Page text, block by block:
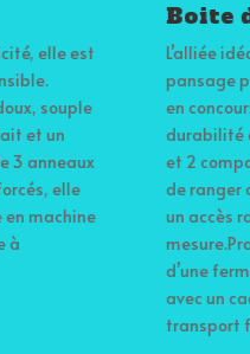
elle est
souple
un
anneaux
elle
machine
Boite
L’alliée
pansage
en concours
durabilité et
et 2
de ranger
un accès
d’une
avec un
transport